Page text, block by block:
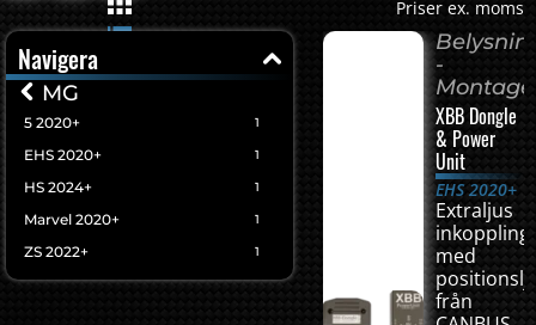
Priser ex. moms
Navigera
MG
5 2020+ 1
EHS 2020+ 1
HS 2024+ 1
Marvel 2020+ 1
ZS 2022+ 1
-
Montage
XBB Dongle
& Power
Unit
EHS 2020+
Extraljus
inkoppling
med
från